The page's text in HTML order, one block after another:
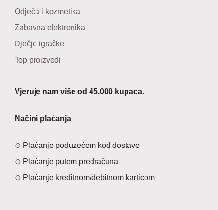
Odječa i kozmetika
Zabavna elektronika
Dječje igračke
Top proizvodi
Vjeruje nam više od 45.000 kupaca.
Načini plaćanja
Plaćanje poduzećem kod dostave
Plaćanje putem predračuna
Plaćanje kreditnom/debitnom karticom